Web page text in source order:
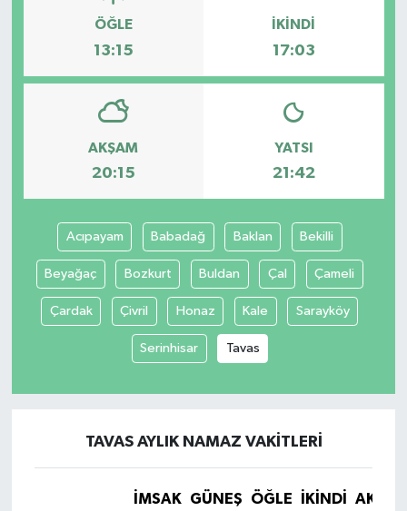
ÖĞLE
13:15
İKINDI
17:03
AKŞAM
20:15
YATSI
21:42
Acıpayam Babadağ Baklan Bekilli
Beyağaç Bozkurt Buldan Çal Çameli
Çardak Çivril Honaz Kale Sarayköy
Serinhisar Tavas
TAVAS AYLIK NAMAZ VAKITLERI
İMSAK GÜNEŞ ÖĞLE İKINDI